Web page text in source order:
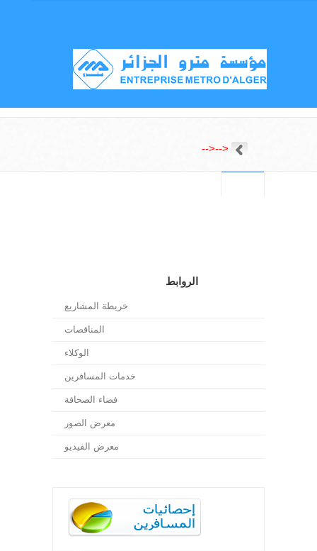
-->-->
الروابط
خريطة المشاريع
المناقصات
الوكلاء
خدمات المسافرين
فضاء الصحافة
معرض الصور
معرض الفيديو